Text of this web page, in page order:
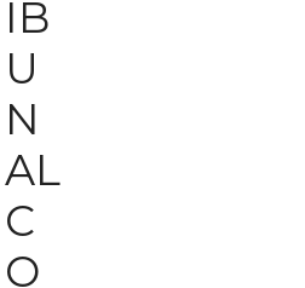
IB
U
N
AL
C
O